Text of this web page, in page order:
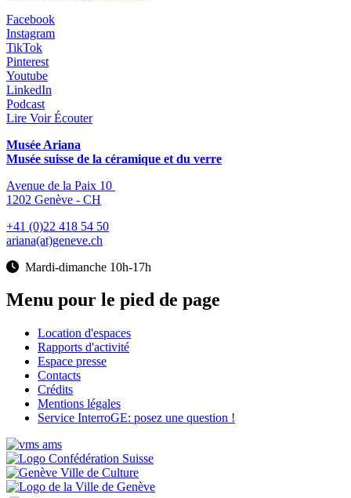
Facebook
Instagram
TikTok
Pinterest
Youtube
LinkedIn
Podcast
Lire Voir Écouter
Musée Ariana
Musée suisse de la céramique et du verre
Avenue de la Paix 10
1202 Genève - CH
+41 (0)22 418 54 50
ariana(at)geneve.ch
Mardi-dimanche 10h-17h
Menu pour le pied de page
Location d'espaces
Rapports d'activité
Espace presse
Contacts
Crédits
Mentions légales
Service InterroGE: posez une question !